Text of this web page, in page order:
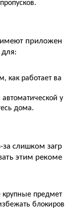
приложен
как работает ва
у
дома.
слишком загр
этим рекоме
крупные предмет
блокиров